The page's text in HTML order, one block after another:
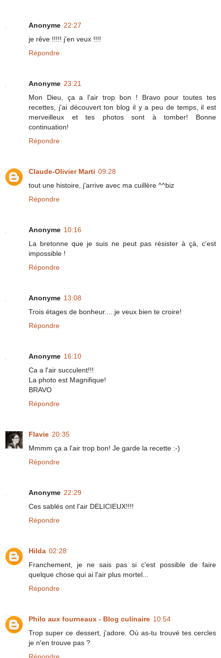
Anonyme 22:27
je rêve !!!!! j'en veux !!!!
Répondre
Anonyme 23:21
Mon Dieu, ça a l'air trop bon ! Bravo pour toutes tes
recettes, j'ai découvert ton blog il y a peu de temps, il est
merveilleux et tes photos sont à tomber! Bonne
continuation!
Répondre
Claude-Olivier Marti 09:28
tout une histoire, j'arrive avec ma cuillère ^^biz
Répondre
Anonyme 10:16
La bretonne que je suis ne peut pas résister à çà, c'est
impossible !
Répondre
Anonyme 13:08
Trois étages de bonheur.....je veux bien te croire!
Répondre
Anonyme 16:10
Ca a l'air succulent!!!
La photo est Magnifique!
BRAVO
Répondre
Flavie 20:35
Mmmm ça a l'air trop bon! Je garde la recette :-)
Répondre
Anonyme 22:29
Ces sablés ont l'air DELICIEUX!!!!
Répondre
Hilda 02:28
Franchement, je ne sais pas si c'est possible de faire
quelque chose qui ai l'air plus mortel...
Répondre
Philo aux fourneaux - Blog culinaire 10:54
Trop super ce dessert, j'adore. Où as-tu trouvé tes cercles
je n'en trouve pas ?
Répondre